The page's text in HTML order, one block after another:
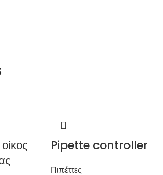
Pipette controller
Πιπέττες